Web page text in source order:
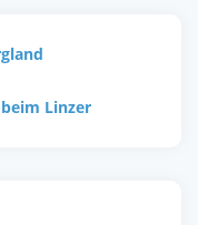
Linzer